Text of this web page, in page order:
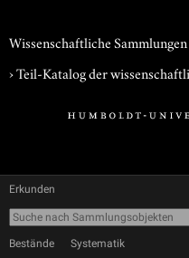
Wissenschaftliche Sammlungen
› Teil-Katalog der
Erkunden
Bestände Systematik